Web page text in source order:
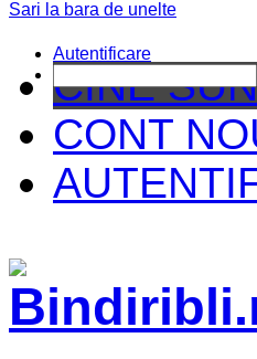
CINE
CONT
Sari la bara de unelte
Autentificare